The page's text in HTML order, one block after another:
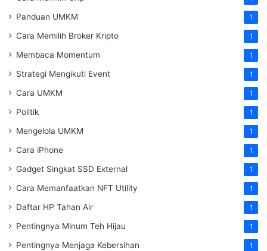
Panduan UMKM 1
Cara Memilih Broker Kripto 1
Membaca Momentum 1
Strategi Mengikuti Event 1
Cara UMKM 1
Politik 1
Mengelola UMKM 1
Cara iPhone 1
Gadget Singkat SSD External 1
Cara Memanfaatkan NFT Utility 1
Daftar HP Tahan Air 1
Pentingnya Minum Teh Hijau 1
Pentingnya Menjaga Kebersihan 1